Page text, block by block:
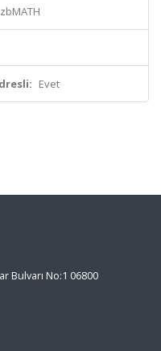
Evet
Bulvarı No:1 06800